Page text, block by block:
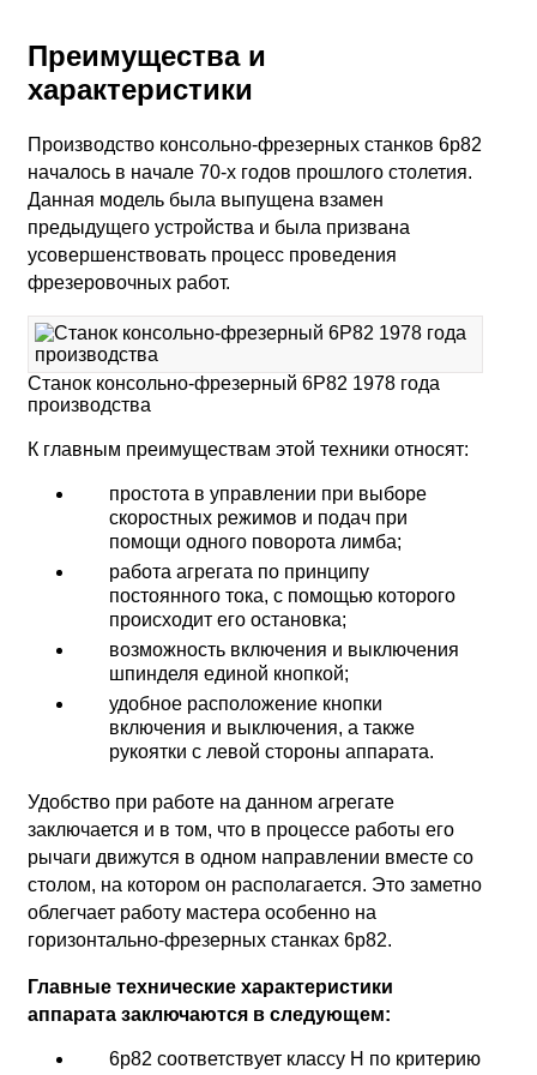
Преимущества и
характеристики
Производство консольно-фрезерных станков 6р82
началось в начале 70-х годов прошлого столетия.
Данная модель была выпущена взамен
предыдущего устройства и была призвана
усовершенствовать процесс проведения
фрезеровочных работ.
Станок консольно-фрезерный 6Р82 1978 года
производства
К главным преимуществам этой техники относят:
простота в управлении при выборе
скоростных режимов и подач при
помощи одного поворота лимба;
работа агрегата по принципу
постоянного тока, с помощью которого
происходит его остановка;
возможность включения и выключения
шпинделя единой кнопкой;
удобное расположение кнопки
включения и выключения, а также
рукоятки с левой стороны аппарата.
Удобство при работе на данном агрегате
заключается и в том, что в процессе работы его
рычаги движутся в одном направлении вместе со
столом, на котором он располагается. Это заметно
облегчает работу мастера особенно на
горизонтально-фрезерных станках 6р82.
Главные технические характеристики
аппарата заключаются в следующем:
6р82 соответствует классу Н по критерию